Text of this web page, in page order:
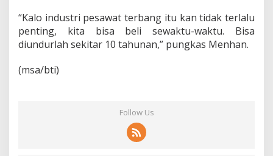
r
s
e
“Kalo industri pesawat terbang itu kan tidak terlalu
penting, kita bisa beli sewaktu-waktu. Bisa
diundurlah sekitar 10 tahunan,” pungkas Menhan.
(msa/bti)
Follow Us